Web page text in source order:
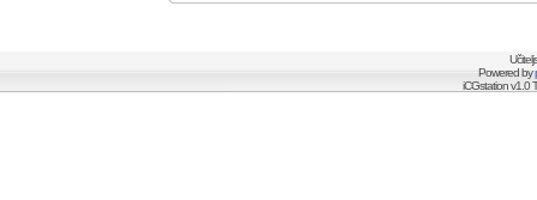
Powered by
iCGstation v1.0